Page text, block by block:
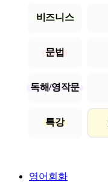
비즈니스
문법
독해/영작문
특강
영어회화